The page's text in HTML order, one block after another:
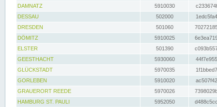
DAMNATZ
5910030
DESSAU
502000
DRESDEN
501060
DÖMITZ
5910025
ELSTER
501390
GEESTHACHT
5930060
GLÜCKSTADT
5970035
GORLEBEN
5910020
GRAUERORT REEDE
5970026
HAMBURG ST. PAULI
5952050